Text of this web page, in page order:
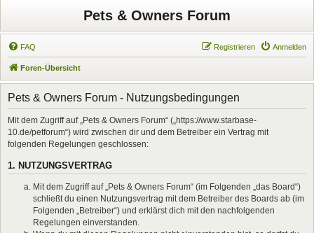
Pets & Owners Forum
FAQ Anmelden
Registrieren
Foren-Übersicht
Pets & Owners Forum - Nutzungsbedingungen
Mit dem Zugriff auf „Pets & Owners Forum“ („https://www.starbase-
10.de/petforum“) wird zwischen dir und dem Betreiber ein Vertrag mit
folgenden Regelungen geschlossen:
1. NUTZUNGSVERTRAG
Mit dem Zugriff auf „Pets & Owners Forum“ (im Folgenden „das Board“)
schließt du einen Nutzungsvertrag mit dem Betreiber des Boards ab (im
Folgenden „Betreiber“) und erklärst dich mit den nachfolgenden
Regelungen einverstanden.